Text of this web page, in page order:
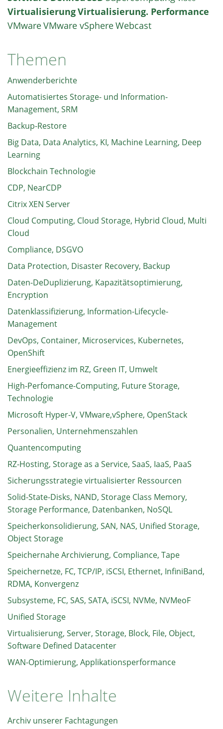
VirtualisierungVirtualisierung. Performance
VMwareVMware vSphereWebcast
Themen
Anwenderberichte
Automatisiertes Storage- und Information-
Management, SRM
Backup-Restore
Big Data, Data Analytics, KI, Machine Learning, Deep
Learning
Blockchain Technologie
CDP, NearCDP
Citrix XEN Server
Cloud Computing, Cloud Storage, Hybrid Cloud, Multi
Cloud
Compliance, DSGVO
Data Protection, Disaster Recovery, Backup
Daten-DeDuplizierung, Kapazitätsoptimierung,
Encryption
Datenklassifizierung, Information-Lifecycle-
Management
DevOps, Container, Microservices, Kubernetes,
OpenShift
Energieeffizienz im RZ, Green IT, Umwelt
High-Perfomance-Computing, Future Storage,
Technologie
Microsoft Hyper-V, VMware,vSphere, OpenStack
Personalien, Unternehmenszahlen
Quantencomputing
RZ-Hosting, Storage as a Service, SaaS, IaaS, PaaS
Sicherungsstrategie virtualisierter Ressourcen
Solid-State-Disks, NAND, Storage Class Memory,
Storage Performance, Datenbanken, NoSQL
Speicherkonsolidierung, SAN, NAS, Unified Storage,
Object Storage
Speichernahe Archivierung, Compliance, Tape
Speichernetze, FC, TCP/IP, iSCSI, Ethernet, InfiniBand,
RDMA, Konvergenz
Subsysteme, FC, SAS, SATA, iSCSI, NVMe, NVMeoF
Unified Storage
Virtualisierung, Server, Storage, Block, File, Object,
Software Defined Datacenter
WAN-Optimierung, Applikationsperformance
Weitere Inhalte
Archiv unserer Fachtagungen